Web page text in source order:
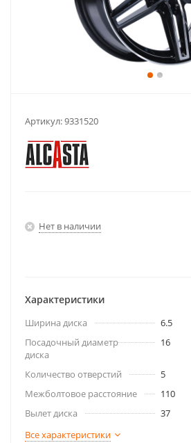
Артикул:9331520
Нет в наличии
Характеристики
Ширина диска
6.5
Посадочный диаметр
диска
16
Количество отверстий
5
Межболтовое расстояние
110
Вылет диска
37
Все характеристики